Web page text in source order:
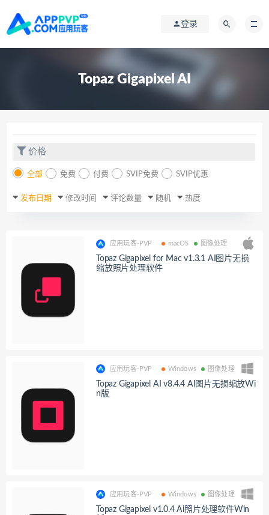
登录
Topaz Gigapixel AI
价格
全部 免费 付费 SVIP免费 SVIP优惠
发布日期 修改时间 评论数量 随机 热度
应用玩客-PVP macOS 图像处理
Topaz Gigapixel for Mac v1.3.1 AI图片无损
缩放照片处理软件
应用玩客-PVP Windows 图像处理
Topaz Gigapixel AI v8.4.4 AI图片无损缩放Wi
n版
应用玩客-PVP Windows 图像处理
Topaz Gigapixel v1.0.4 Ai照片处理软件Win